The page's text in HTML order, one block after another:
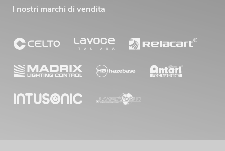
I nostri marchi di vendita